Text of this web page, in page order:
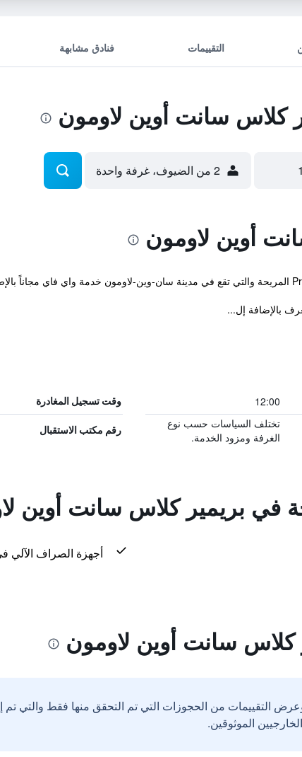
التقييمات فنادق مشابهة
سانت أوين لاومون
2 من الضيوف، غرفة واحدة
أوين لاومون
بالإضافة إل...
12:00 وقت تسجيل المغادرة
تختلف السياسات حسب نوع
الغرفة ومزود الخدمة.
رقم مكتب الاستقبال
في بريمير كلاس سانت أوين
أجهزة الصراف الآلي
كلاس سانت أوين لاومون
التقييمات من الحجوزات التي تم التحقق منها فقط والتي